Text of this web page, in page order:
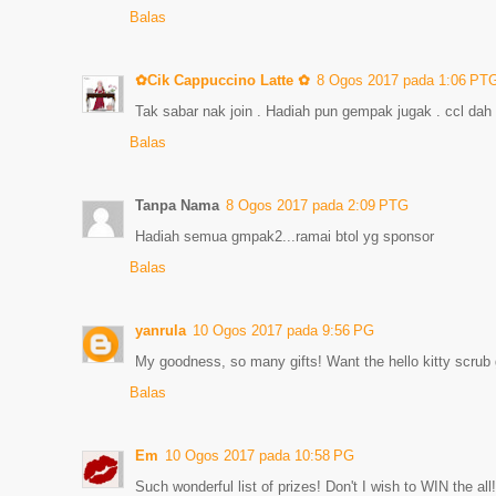
Balas
✿Cik Cappuccino Latte ✿ 8 Ogos 2017 pada 1:06
Tak sabar nak join . Hadiah pun gempak jugak . ccl
Balas
Tanpa Nama 8 Ogos 2017 pada 2:09 PTG
Hadiah semua gmpak2...ramai btol yg sponsor
Balas
yanrula 10 Ogos 2017 pada 9:56 PG
My goodness, so many gifts! Want the hello kitty scrub
Balas
Em 10 Ogos 2017 pada 10:58 PG
Such wonderful list of prizes! Don't I wish to WIN the